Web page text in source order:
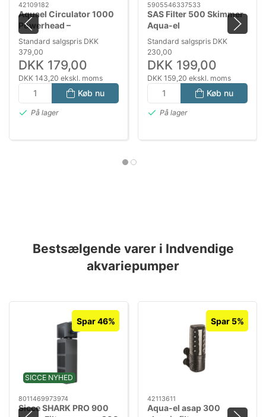
42109182
Aquael Circulator 1000
Powerhead –
Cirkulationspumpe til
Akvarium
Standard salgspris DKK
379,00
DKK 179,00
DKK 143,20 ekskl. moms
Køb nu
På lager
5905546337533
SAS Filter 500 Skimmer
Aqua-el
Standard salgspris DKK
230,00
DKK 199,00
DKK 159,20 ekskl. moms
Køb nu
På lager
Bestsælgende varer i Indvendige
akvariepumper
SICCE NYHED
Spar 46%
8011469973974
Sicce SHARK PRO 900
Spar 5%
42113611
Aqua-el asap 300